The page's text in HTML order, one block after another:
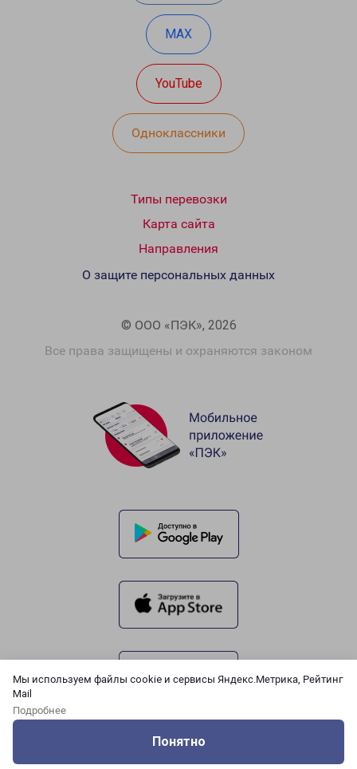
Мы используем файлы cookie и сервисы Яндекс.Метрика, Рейтинг
Mail
Подробнее
Понятно
MAX
YouTube
Одноклассники
Типы перевозки
Карта сайта
Направления
© ООО «ПЭК», 2026
Все права защищены и охраняются законом
О защите персональных данных